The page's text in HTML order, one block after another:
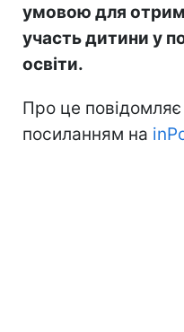
умовою для
участь дитини у
освіти.
Про це повідомляє
посиланням на